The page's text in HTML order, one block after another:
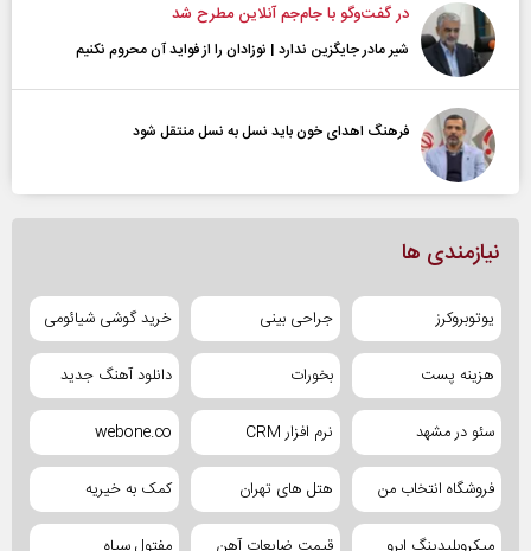
در گفت‌و‌گو با جام‌جم آنلاین مطرح شد
شیر مادر جایگزین ندارد | نوزادان را از فواید آن محروم نکنیم
فرهنگ اهدای خون باید نسل به نسل منتقل شود
نیازمندی ها
یوتوبروکرز جراحی بینی خرید گوشی شیائومی
هزینه پست بخورات دانلود آهنگ جدید
سئو در مشهد نرم افزار CRM webone.co
فروشگاه انتخاب من هتل های تهران کمک به خیریه